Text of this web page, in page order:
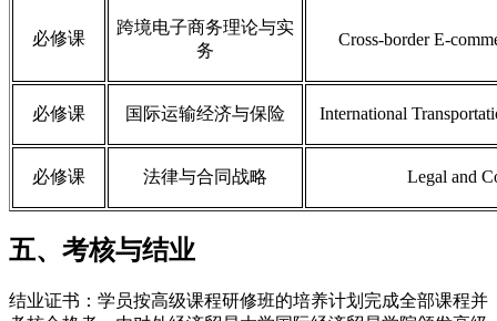
必修课
跨境电子商务理论与实
务
Cross-border E-
必修课 国际运输经济与保险 International
必修课 法律与合同战略 Legal and
五、考核与结业
结业证书：学员按高级课程研修班的培养计划完成全部课程并